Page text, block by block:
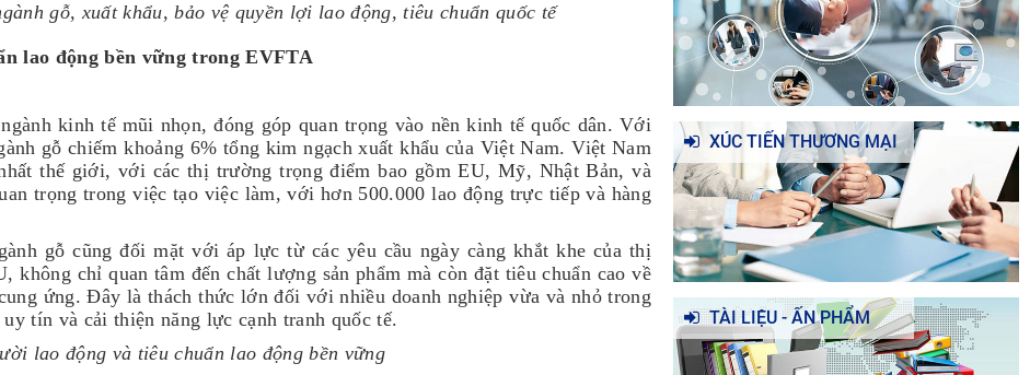
gỗ, xuất khẩu, bảo vệ quyền lợi lao động, tiêu chuẩn quốc tế
lao động bền vững trong EVFTA
kinh tế mũi nhọn, đóng góp quan trọng vào nền kinh tế quốc dân. Với
gỗ chiếm khoảng 6% tổng kim ngạch xuất khẩu của Việt Nam. Việt Nam
thế giới, với các thị trường trọng điểm bao gồm EU, Mỹ, Nhật Bản, và
trọng trong việc tạo việc làm, với hơn 500.000 lao động trực tiếp và hàng
gỗ cũng đối mặt với áp lực từ các yêu cầu ngày càng khắt khe của thị
không chỉ quan tâm đến chất lượng sản phẩm mà còn đặt tiêu chuẩn cao về
ứng. Đây là thách thức lớn đối với nhiều doanh nghiệp vừa và nhỏ trong
tín và cải thiện năng lực cạnh tranh quốc tế.
lao động và tiêu chuẩn lao động bền vững
XÚC TIẾN THƯƠNG MẠI
TÀI LIỆU - ẤN PHẨM